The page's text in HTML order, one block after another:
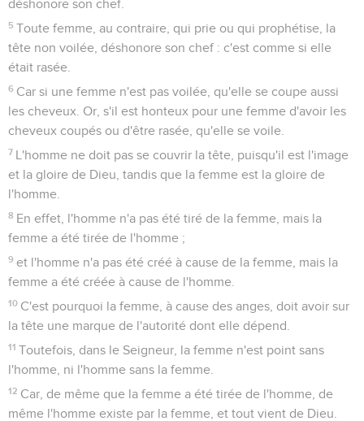
déshonore son chef.
5 Toute femme, au contraire, qui prie ou qui prophétise, la
tête non voilée, déshonore son chef : c'est comme si elle
était rasée.
6 Car si une femme n'est pas voilée, qu'elle se coupe aussi
les cheveux. Or, s'il est honteux pour une femme d'avoir les
cheveux coupés ou d'être rasée, qu'elle se voile.
7 L'homme ne doit pas se couvrir la tête, puisqu'il est l'image
et la gloire de Dieu, tandis que la femme est la gloire de
l'homme.
8 En effet, l'homme n'a pas été tiré de la femme, mais la
femme a été tirée de l'homme ;
9 et l'homme n'a pas été créé à cause de la femme, mais la
femme a été créée à cause de l'homme.
10 C'est pourquoi la femme, à cause des anges, doit avoir sur
la tête une marque de l'autorité dont elle dépend.
11 Toutefois, dans le Seigneur, la femme n'est point sans
l'homme, ni l'homme sans la femme.
12 Car, de même que la femme a été tirée de l'homme, de
même l'homme existe par la femme, et tout vient de Dieu.